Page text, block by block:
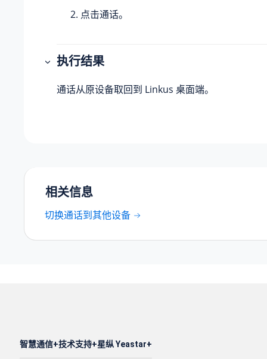
点击通话。
执行结果
通话从原设备取回到 Linkus 桌面端。
相关信息
切换通话到其他设备
智慧通信 技术支持 星纵 Yeastar